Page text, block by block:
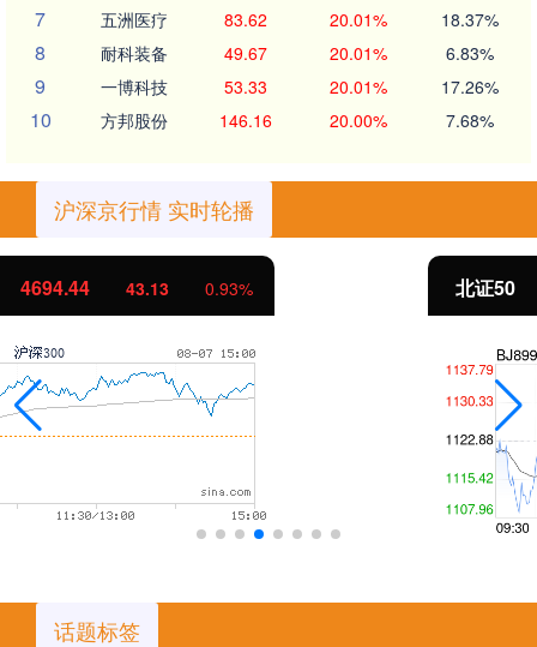
7 五洲医疗 83.62 20.01% 18.37%
8 耐科装备 49.67 20.01% 6.83%
9 一博科技 53.33 20.01% 17.26%
10 方邦股份 146.16 20.00% 7.68%
沪深京行情 实时轮播
北证50 1134.24
话题标签